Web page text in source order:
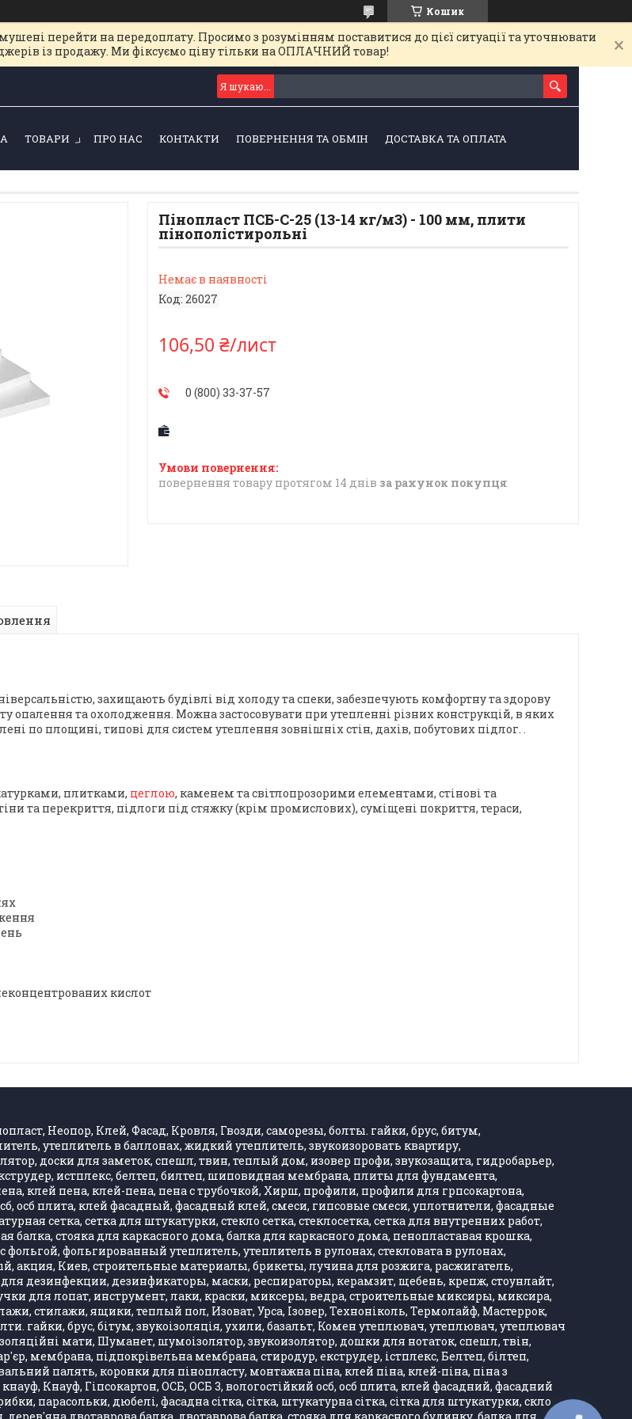
Кошик
перейти на передоплату. Просимо з розумінням поставитися до цієї ситуації та уточнювати
із продажу. Ми фіксуємо ціну тільки на ОПЛАЧНИЙ товар!
ТОВАРИ ПРО НАС КОНТАКТИ ПОВЕРНЕННЯ ТА ОБМІН ДОСТАВКА ТА ОПЛАТА
Пінопласт ПСБ-С-25 (13-14 кг/м3) - 100 мм, плити
пінополістирольні
Немає в наявності
Код: 26027
106,50 ₴/лист
0 (800) 33-37-57
повернення товару протягом 14 днів за рахунок покупця
захищають будівлі від холоду та спеки, забезпечують комфортну та здорову
та охолодження. Можна застосовувати при утепленні різних конструкцій, в яких
по площині, типові для систем утеплення зовнішніх стін, дахів, побутових підлог. .
плитками, цеглою, каменем та світлопрозорими елементами, стінові та
та перекриття, підлоги під стяжку (крім промислових), суміщені покриття, тераси,
кислот
Неопор, Клей, Фасад, Кровля, Гвозди, саморезы, болты. гайки, брус, битум,
утеплитель в баллонах, жидкий утеплитель, звукоизоровать квартиру,
доски для заметок, спешл, твин, теплый дом, изовер профи, звукозащита, гидробарьер,
истплекс, белтеп, билтеп, шиповидная мембрана, плиты для фундамента,
клей пена, клей-пена, пена с трубочкой, Хирш, профили, профили для грпсокартона,
осб плита, клей фасадный, фасадный клей, смеси, гипсовые смеси, уплотнители, фасадные
сетка, сетка для штукатурки, стекло сетка, стеклосетка, сетка для внутренних работ,
балка, стояка для каркасного дома, балка для каркасного дома, пенопластавая крошка,
фольгированный утеплитель, утеплитель в рулонах, стекловата в рулонах,
акция, Киев, строительные материалы, брикеты, лучина для розжига, расжигатель,
дезинфекции, дезинфикаторы, маски, респираторы, керамзит, щебень, крепж, стоунлайт,
для лопат, инструмент, лаки, краски, миксеры, ведра, строительные миксиры, миксира,
стилажи, ящики, теплый пол, Изоват, Урса, Ізовер, Техноніколь, Термолайф, Мастеррок,
гайки, брус, бітум, звукоізоляція, ухили, базальт, Комен утеплювач, утеплювач, утеплювач
мати, Шуманет, шумоізолятор, звукоизолятор, дошки для нотаток, спешл, твін,
мембрана, підпокрівельна мембрана, стиродур, екструдер, істплекс, Белтеп, білтеп,
палять, коронки для пінопласту, монтажна піна, клей піна, клей-піна, піна з
Кнауф, Гіпсокартон, ОСБ, ОСБ 3, вологостійкий осб, осб плита, клей фасадний, фасадний
парасольки, дюбелі, фасадна сітка, сітка, штукатурна сітка, сітка для штукатурки, скло